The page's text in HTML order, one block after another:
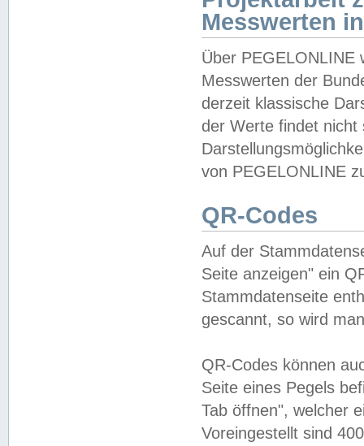
Messwerten
Über PEGELONLINE
Messwerten der
derzeit klassische
der Werte findet
von PEGELONLINE
QR-Codes
Auf der
Seite anzeigen" ein
Stammdatenseite
gescannt, so wird
QR-Codes können
Seite eines Pegels
Tab öffnen", welcher
Voreingestellt sind